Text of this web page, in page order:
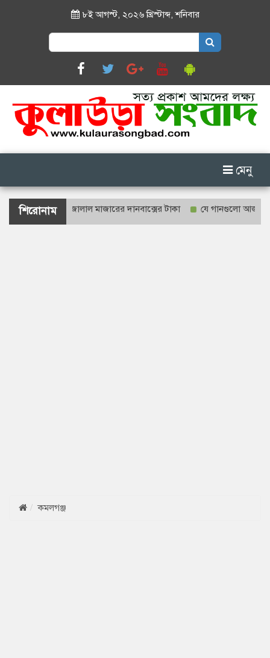
৮ই আগস্ট, ২০২৬ খ্রিস্টাব্দ,শনিবার
Search
for:
মেনু
শিরোনাম
হবে শাহজালাল মাজারের দানবাক্সের টাকা যে গানগুলো আজও
কমলগঞ্জ